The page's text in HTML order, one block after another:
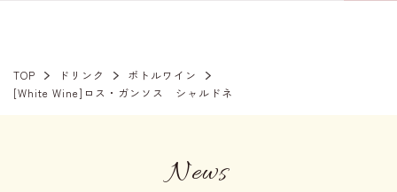
TOP ドリンク
ボトルワイン
[White Wine]ロス・ガンソス シャルドネ
News